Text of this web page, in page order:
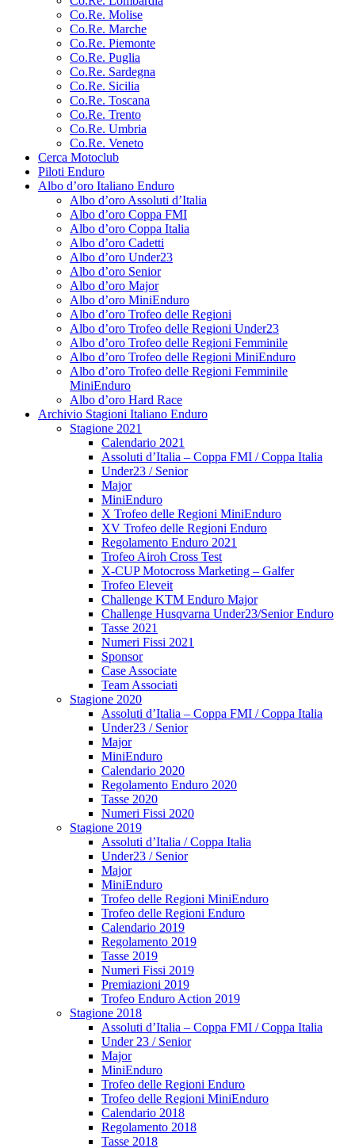
Co.Re. Molise
Co.Re. Marche
Co.Re. Piemonte
Co.Re. Puglia
Co.Re. Sardegna
Co.Re. Sicilia
Co.Re. Toscana
Co.Re. Trento
Co.Re. Umbria
Co.Re. Veneto
Cerca Motoclub
Piloti Enduro
Albo d’oro Italiano Enduro
Albo d’oro Assoluti d’Italia
Albo d’oro Coppa FMI
Albo d’oro Coppa Italia
Albo d’oro Cadetti
Albo d’oro Under23
Albo d’oro Senior
Albo d’oro Major
Albo d’oro MiniEnduro
Albo d’oro Trofeo delle Regioni
Albo d’oro Trofeo delle Regioni Under23
Albo d’oro Trofeo delle Regioni Femminile
Albo d’oro Trofeo delle Regioni MiniEnduro
Albo d’oro Trofeo delle Regioni Femminile
MiniEnduro
Albo d’oro Hard Race
Archivio Stagioni Italiano Enduro
Stagione 2021
Calendario 2021
Assoluti d’Italia – Coppa FMI / Coppa Italia
Under23 / Senior
Major
MiniEnduro
X Trofeo delle Regioni MiniEnduro
XV Trofeo delle Regioni Enduro
Regolamento Enduro 2021
Trofeo Airoh Cross Test
X-CUP Motocross Marketing – Galfer
Trofeo Eleveit
Challenge KTM Enduro Major
Challenge Husqvarna Under23/Senior Enduro
Tasse 2021
Numeri Fissi 2021
Sponsor
Case Associate
Team Associati
Stagione 2020
Assoluti d’Italia – Coppa FMI / Coppa Italia
Under23 / Senior
Major
MiniEnduro
Calendario 2020
Regolamento Enduro 2020
Tasse 2020
Numeri Fissi 2020
Stagione 2019
Assoluti d’Italia / Coppa Italia
Under23 / Senior
Major
MiniEnduro
Trofeo delle Regioni MiniEnduro
Trofeo delle Regioni Enduro
Calendario 2019
Regolamento 2019
Tasse 2019
Numeri Fissi 2019
Premiazioni 2019
Trofeo Enduro Action 2019
Stagione 2018
Assoluti d’Italia – Coppa FMI / Coppa Italia
Under 23 / Senior
Major
MiniEnduro
Trofeo delle Regioni Enduro
Trofeo delle Regioni MiniEnduro
Calendario 2018
Regolamento 2018
Tasse 2018